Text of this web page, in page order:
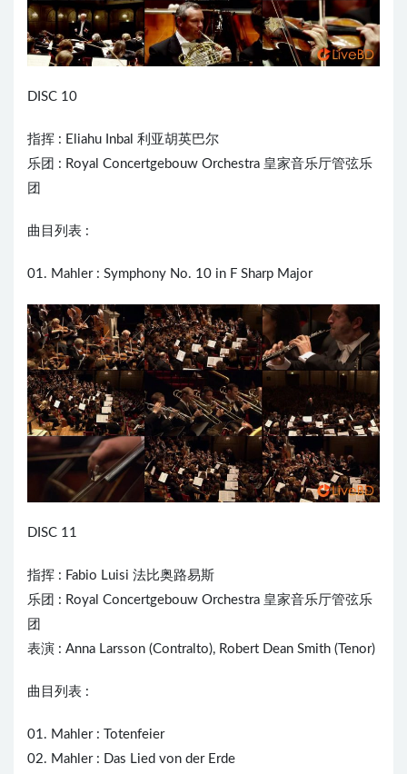
DISC 10
指挥 : Eliahu Inbal 利亚胡英巴尔
乐团 : Royal Concertgebouw Orchestra 皇家音乐厅管弦乐
团
曲目列表 :
01. Mahler : Symphony No. 10 in F Sharp Major
DISC 11
指挥 : Fabio Luisi 法比奥路易斯
乐团 : Royal Concertgebouw Orchestra 皇家音乐厅管弦乐
团
表演 : Anna Larsson (Contralto), Robert Dean Smith (Tenor)
曲目列表 :
01. Mahler : Totenfeier
02. Mahler : Das Lied von der Erde